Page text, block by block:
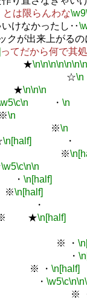
は限らんわな\w9
いけなかったし‥
クが出来上がるの
ってだから何で其
\n\n\n\n\n\n\n
\n
\n\n\n
\c\n ・ \n
\n
※\n
\n[half]
\w5\c\n\n
\n[half]
\n[half]
★\n[half]
・
・ \n[half]
\w5\c\n\n